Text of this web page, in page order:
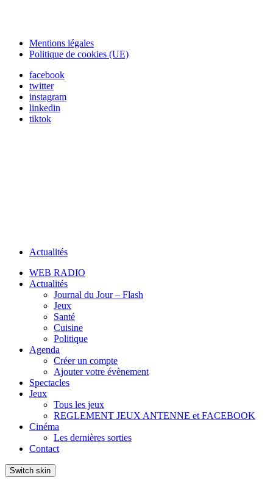
Mentions légales
Politique de cookies (UE)
facebook
twitter
instagram
linkedin
tiktok
Actualités
WEB RADIO
Actualités
Journal du Jour – Flash
Jeux
Santé
Cuisine
Politique
Agenda
Créer un compte
Ajouter votre évènement
Spectacles
Jeux
Tous les jeux
REGLEMENT JEUX ANTENNE et FACEBOOK
Cinéma
Les dernières sorties
Contact
Switch skin